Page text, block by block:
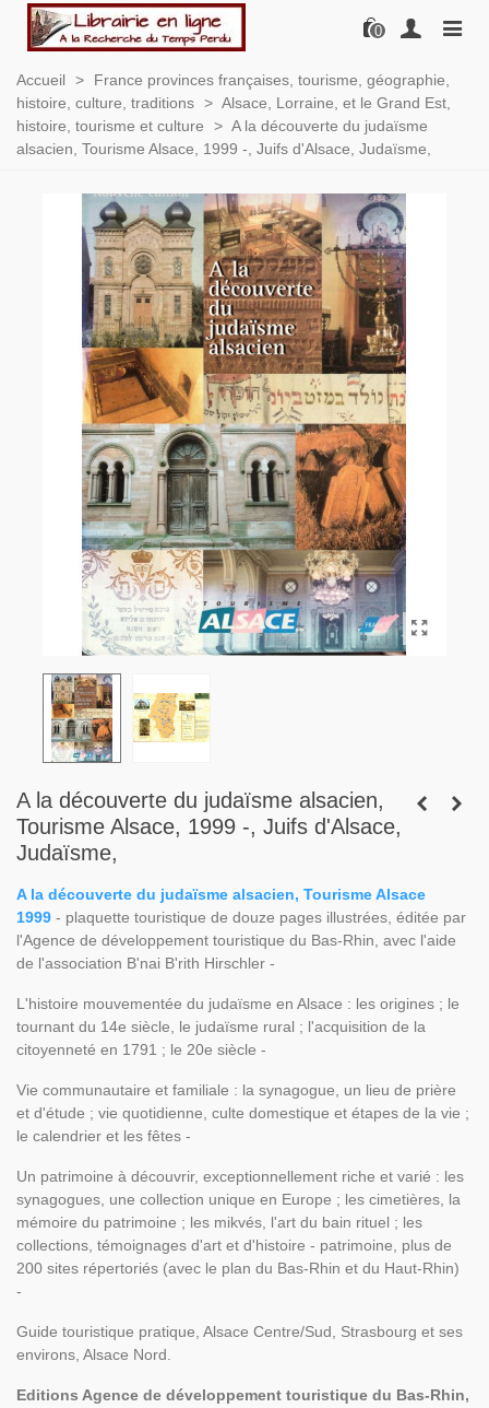
0
Accueil >
France provinces françaises, tourisme, géographie,
histoire, culture, traditions > Alsace, Lorraine, et le Grand Est,
histoire, tourisme et culture
> A la découverte du judaïsme
alsacien, Tourisme Alsace, 1999 -, Juifs d'Alsace, Judaïsme,
A la découverte du judaïsme alsacien,
Tourisme Alsace, 1999 -, Juifs d'Alsace,
Judaïsme,
A la découverte du judaïsme alsacien, Tourisme Alsace
1999 - plaquette touristique de douze pages illustrées, éditée par
l'Agence de développement touristique du Bas-Rhin, avec l'aide
de l'association B'nai B'rith Hirschler -
L'histoire mouvementée du judaïsme en Alsace : les origines ; le
tournant du 14e siècle, le judaïsme rural ; l'acquisition de la
citoyenneté en 1791 ; le 20e siècle -
Vie communautaire et familiale : la synagogue, un lieu de prière
et d'étude ; vie quotidienne, culte domestique et étapes de la vie ;
le calendrier et les fêtes -
Un patrimoine à découvrir, exceptionnellement riche et varié : les
synagogues, une collection unique en Europe ; les cimetières, la
mémoire du patrimoine ; les mikvés, l'art du bain rituel ; les
collections, témoignages d'art et d'histoire - patrimoine, plus de
200 sites répertoriés (avec le plan du Bas-Rhin et du Haut-Rhin)
-
Guide touristique pratique, Alsace Centre/Sud, Strasbourg et ses
environs, Alsace Nord.
Editions Agence de développement touristique du Bas-Rhin,